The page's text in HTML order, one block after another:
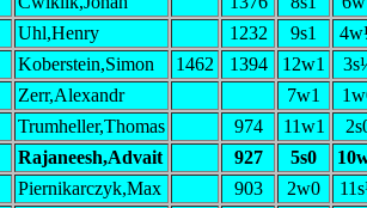
Uhl,Henry 1232 9s1
Koberstein,Simon 1462 1394 12w1
Zerr,Alexandr 7w1
Trumheller,Thomas 974 11w1
Rajaneesh,Advait 927 5s0
Piernikarczyk,Max 903 2w0